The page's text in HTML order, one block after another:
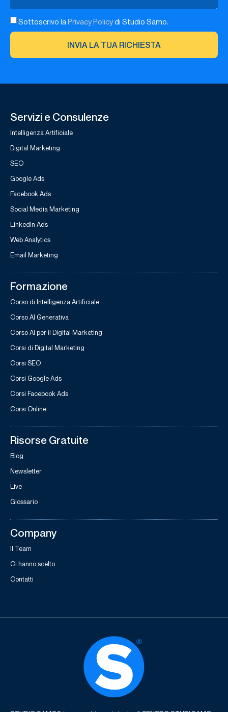
Sottoscrivo la Privacy Policydi Studio Samo.
INVIA LA TUA RICHIESTA
Servizi e Consulenze
Intelligenza Artificiale
Digital Marketing
SEO
Google Ads
Facebook Ads
Social Media Marketing
LinkedIn Ads
Web Analytics
Email Marketing
Formazione
Corso di Intelligenza Artificiale
Corso AI Generativa
Corso AI per il Digital Marketing
Corsi di Digital Marketing
Corsi SEO
Corsi Google Ads
Corsi Facebook Ads
Corsi Online
Risorse Gratuite
Blog
Newsletter
Live
Glossario
Company
Il Team
Ci hanno scelto
Contatti